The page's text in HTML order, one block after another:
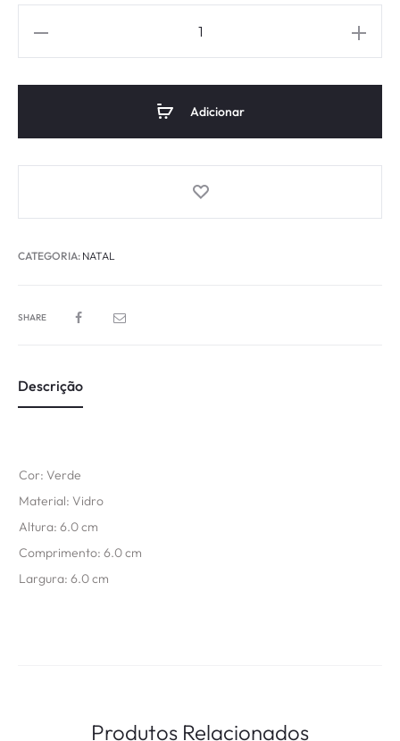
Adicionar
CATEGORIA: NATAL
SHARE
Descrição
Cor: Verde
Material: Vidro
Altura: 6.0 cm
Comprimento: 6.0 cm
Largura: 6.0 cm
Produtos Relacionados